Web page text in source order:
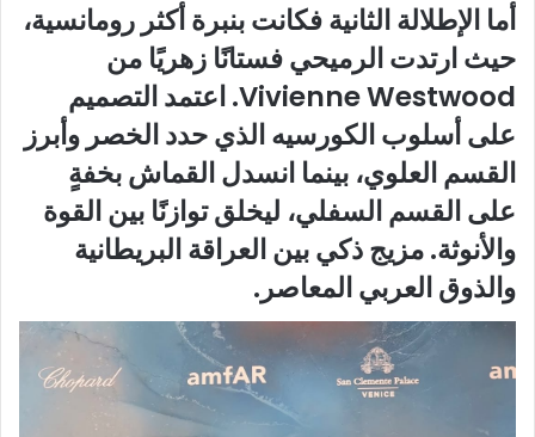
أما الإطلالة الثانية فكانت بنبرة أكثر رومانسية،
حيث ارتدت الرميحي فستانًا زهريًا من
Vivienne Westwood. اعتمد التصميم
على أسلوب الكورسيه الذي حدد الخصر وأبرز
القسم العلوي، بينما انسدل القماش بخفةٍ
على القسم السفلي، ليخلق توازنًا بين القوة
والأنوثة. مزيج ذكي بين العراقة البريطانية
والذوق العربي المعاصر.